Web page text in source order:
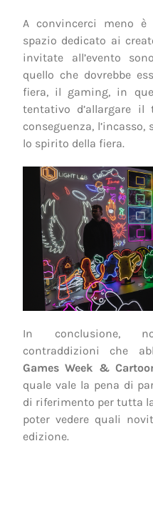
A convincerci meno è
spazio dedicato ai
invitate all’evento
quello che dovrebbe
fiera, il gaming, in
tentativo d’allargare
conseguenza,
lo spirito della fiera.
In conclusione,
contraddizioni che
Games Week &
quale vale la pena di
di riferimento per tutta
poter vedere quali
edizione.